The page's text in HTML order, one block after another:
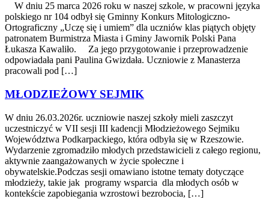
W dniu 25 marca 2026 roku w naszej szkole, w pracowni języka
polskiego nr 104 odbył się Gminny Konkurs Mitologiczno-
Ortograficzny „Uczę się i umiem” dla uczniów klas piątych objęty
patronatem Burmistrza Miasta i Gminy Jawornik Polski Pana
Łukasza Kawaliło. Za jego przygotowanie i przeprowadzenie
odpowiadała pani Paulina Gwizdała. Uczniowie z Manasterza
pracowali pod […]
MŁODZIEŻOWY SEJMIK
W dniu 26.03.2026r. uczniowie naszej szkoły mieli zaszczyt
uczestniczyć w VII sesji III kadencji Młodzieżowego Sejmiku
Województwa Podkarpackiego, która odbyła się w Rzeszowie.
Wydarzenie zgromadziło młodych przedstawicieli z całego regionu,
aktywnie zaangażowanych w życie społeczne i
obywatelskie.Podczas sesji omawiano istotne tematy dotyczące
młodzieży, takie jak programy wsparcia dla młodych osób w
kontekście zapobiegania wzrostowi bezrobocia, […]